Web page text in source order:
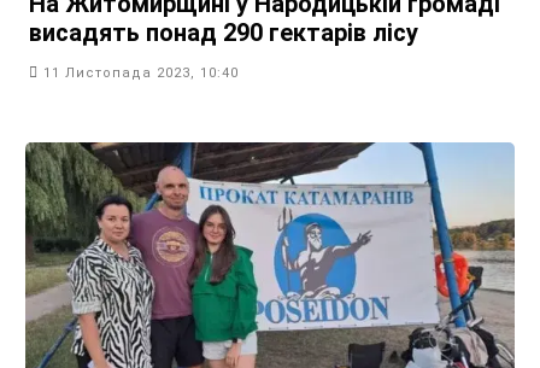
висадять понад 290 гектарів лісу
11 Листопада 2023, 10:40